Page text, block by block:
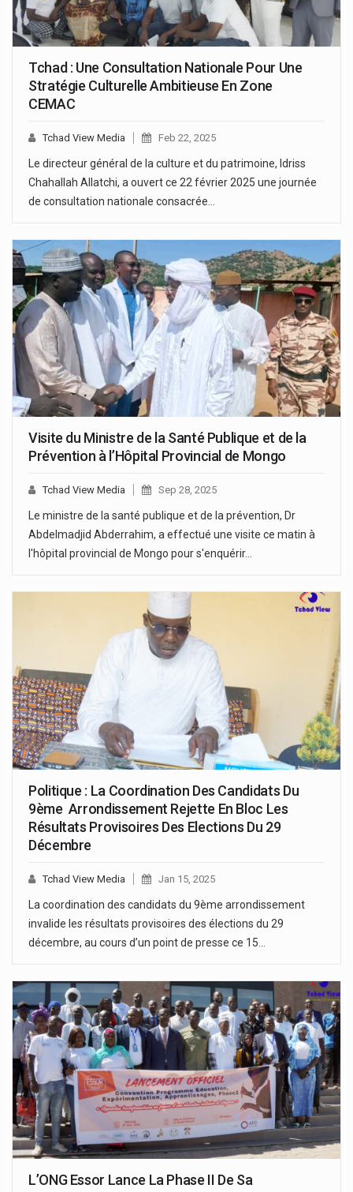
Tchad : Une Consultation Nationale Pour Une
Stratégie Culturelle Ambitieuse En Zone
CEMAC
Tchad View Media Feb 22, 2025
Le directeur général de la culture et du patrimoine, Idriss
Chahallah Allatchi, a ouvert ce 22 février 2025 une journée
de consultation nationale consacrée…
Visite du Ministre de la Santé Publique et de la
Prévention à l’Hôpital Provincial de Mongo
Tchad View Media Sep 28, 2025
Le ministre de la santé publique et de la prévention, Dr
Abdelmadjid Abderrahim, a effectué une visite ce matin à
l'hôpital provincial de Mongo pour s'enquérir…
Politique : La Coordination Des Candidats Du
9ème Arrondissement Rejette En Bloc Les
Résultats Provisoires Des Elections Du 29
Décembre
Tchad View Media Jan 15, 2025
La coordination des candidats du 9ème arrondissement
invalide les résultats provisoires des élections du 29
décembre, au cours d’un point de presse ce 15…
L’ONG Essor Lance La Phase II De Sa